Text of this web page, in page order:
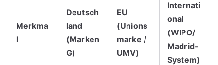
Merkma
l
Deutsch
land
(Marken
G)
EU
(Unions
marke /
UMV)
Internati
onal
(WIPO/
Madrid-
System)